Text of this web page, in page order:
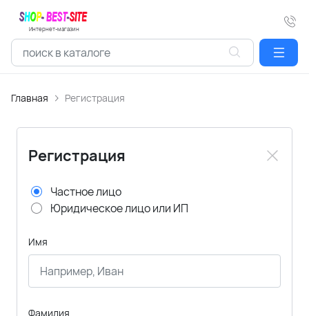
Интернет-магазин
Главная Регистрация
Регистрация
Частное лицо
Юридическое лицо или ИП
Имя
Фамилия